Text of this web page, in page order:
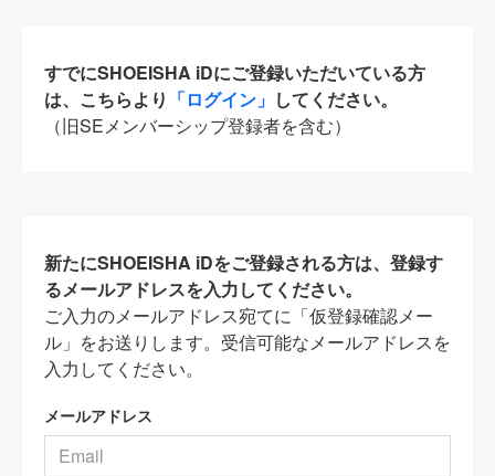
すでにSHOEISHA iDにご登録いただいている方
は、こちらより 「ログイン」 してください。
（旧SEメンバーシップ登録者を含む）
新たにSHOEISHA iDをご登録される方は、登録す
るメールアドレスを入力してください。
ご入力のメールアドレス宛てに「仮登録確認メー
ル」をお送りします。受信可能なメールアドレスを
入力してください。
メールアドレス